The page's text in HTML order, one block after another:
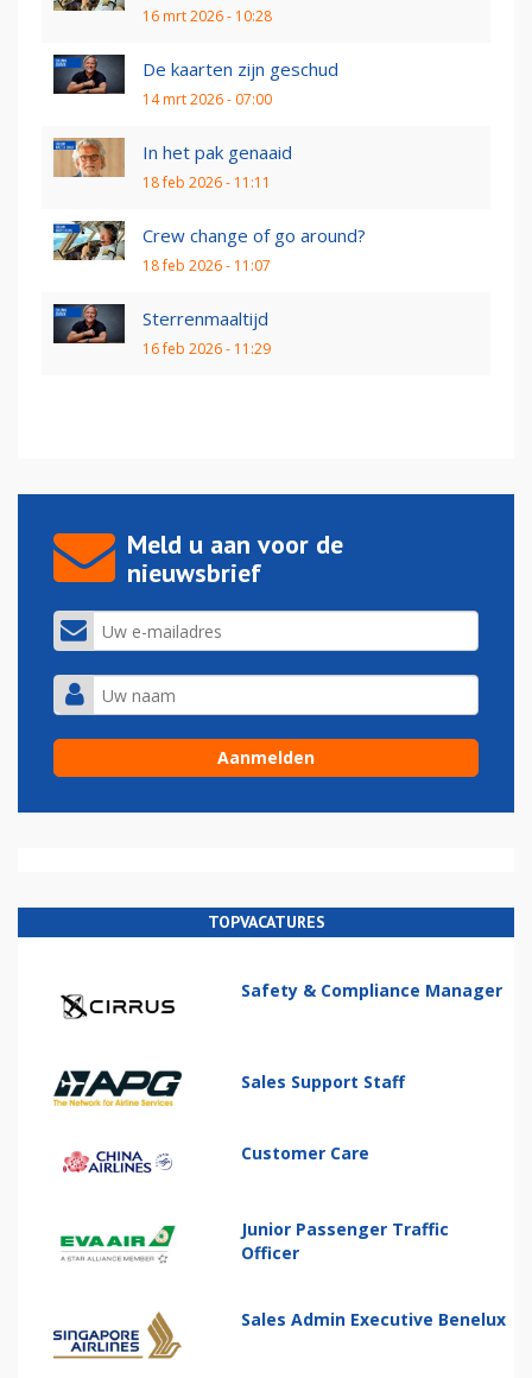
16 mrt 2026 - 10:28
De kaarten zijn geschud
14 mrt 2026 - 07:00
In het pak genaaid
18 feb 2026 - 11:11
Crew change of go around?
18 feb 2026 - 11:07
Sterrenmaaltijd
16 feb 2026 - 11:29
Meld u aan voor de
nieuwsbrief
TOPVACATURES
Safety & Compliance Manager
Sales Support Staff
Customer Care
Junior Passenger Traffic
Officer
Sales Admin Executive Benelux